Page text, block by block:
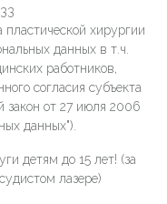
хирургии
данных в т.ч.
работников,
согласия субъекта
закон от 27 июля 2006
данных").
детям до 15 лет! (за
лазере)